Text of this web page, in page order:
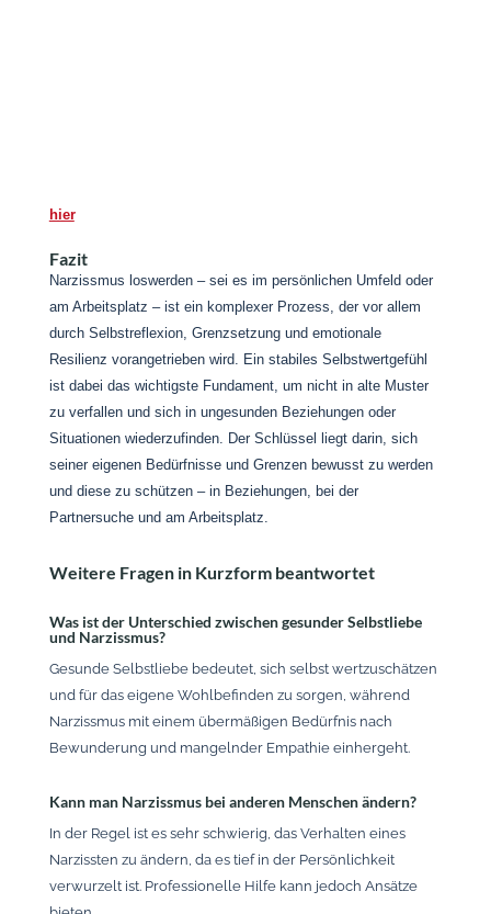
hier.
Fazit
Narzissmus loswerden – sei es im persönlichen Umfeld oder
am Arbeitsplatz – ist ein komplexer Prozess, der vor allem
durch Selbstreflexion, Grenzsetzung und emotionale
Resilienz vorangetrieben wird. Ein stabiles Selbstwertgefühl
ist dabei das wichtigste Fundament, um nicht in alte Muster
zu verfallen und sich in ungesunden Beziehungen oder
Situationen wiederzufinden. Der Schlüssel liegt darin, sich
seiner eigenen Bedürfnisse und Grenzen bewusst zu werden
und diese zu schützen – in Beziehungen, bei der
Partnersuche und am Arbeitsplatz.
Weitere Fragen in Kurzform beantwortet
Was ist der Unterschied zwischen gesunder Selbstliebe
und Narzissmus?
Gesunde Selbstliebe bedeutet, sich selbst wertzuschätzen
und für das eigene Wohlbefinden zu sorgen, während
Narzissmus mit einem übermäßigen Bedürfnis nach
Bewunderung und mangelnder Empathie einhergeht.
Kann man Narzissmus bei anderen Menschen ändern?
In der Regel ist es sehr schwierig, das Verhalten eines
Narzissten zu ändern, da es tief in der Persönlichkeit
verwurzelt ist. Professionelle Hilfe kann jedoch Ansätze